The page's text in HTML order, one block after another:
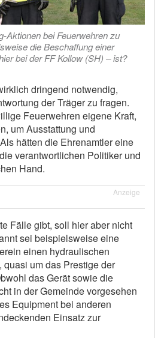
Aktionen bei Feuerwehren zu
die Beschaffung einer
bei der FF Kollow (SH) – ist?
dringend notwendig,
der Träger zu fragen.
Feuerwehren eigene Kraft,
um Ausstattung und
hätten die Ehrenamtler eine
verantwortlichen Politiker und
Hand.
Anzeige
Fälle gibt, soll hier aber nicht
sei beispielsweise eine
einen hydraulischen
um das Prestige der
das Gerät sowie die
in der Gemeinde vorgesehen
Equipment bei anderen
Einsatz zur